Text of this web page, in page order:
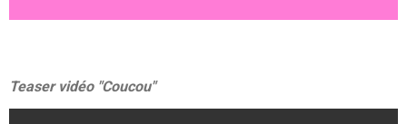
Teaser vidéo "Coucou"